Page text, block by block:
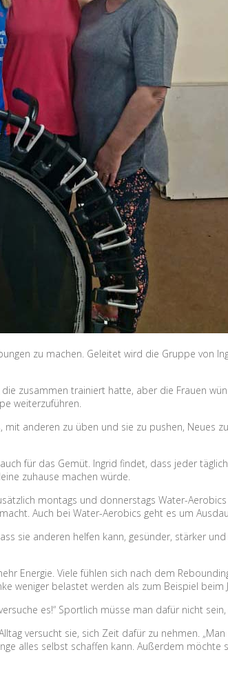
zu machen. Geleitet wird die Gruppe von
zusammen trainiert hatte, aber die Frauen
weiterzuführen.
anderen zu üben und sie zu pushen, Neues
für das Gemüt. Ingrid findet, dass jeder
zuhause machen würde.
montags und donnerstags Water-
Auch bei Water-Aerobics geht es um
sie anderen helfen kann, gesünder, stärker
Energie. Viele fühlen sich nach dem
weniger belastet werden als zum Beispiel beim
es!“ Sportlich müsse man dafür nicht
versucht sie, sich Zeit dafür zu nehmen.
alles selbst schaffen kann. Außerdem möchte